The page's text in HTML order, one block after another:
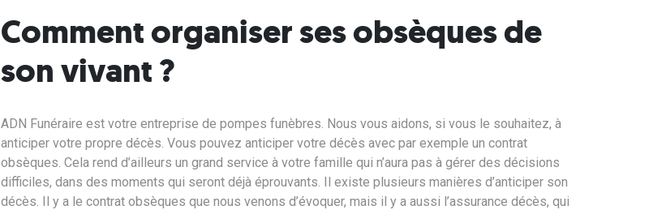
Comment organiser ses obsèques de
son vivant ?
ADN Funéraire est votre entreprise de pompes funèbres. Nous vous aidons, si vous le souhaitez, à
anticiper votre propre décès. Vous pouvez anticiper votre décès avec par exemple un contrat
obsèques. Cela rend d’ailleurs un grand service à votre famille qui n’aura pas à gérer des décisions
difficiles, dans des moments qui seront déjà éprouvants. Il existe plusieurs manières d’anticiper son
décès. Il y a le contrat obsèques que nous venons d’évoquer, mais il y a aussi l’assurance décès, qui